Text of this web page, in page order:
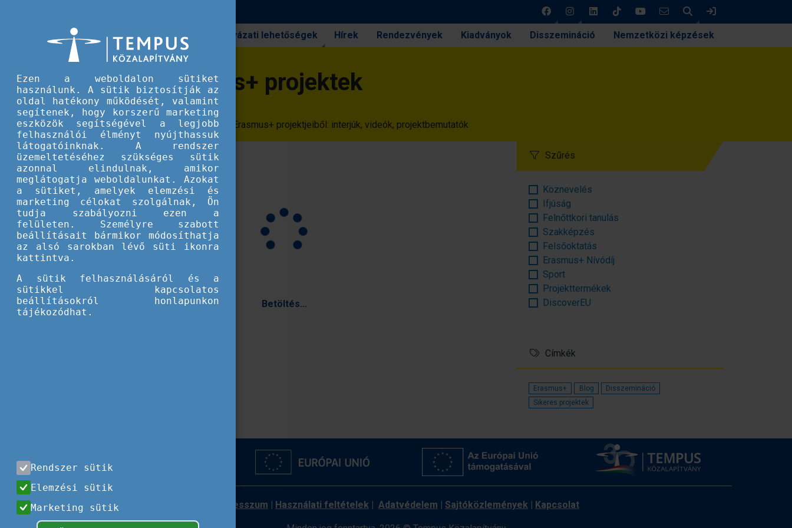
Keresés
Pályázati lehetőségek Hírek Rendezvények Kiadványok Disszemináció Nemzetközi képzések
Sikeres Erasmus+ projektek
Sikeres Erasmus+ projektek
Gyűjtemény az elmúlt évek kiemelkedő Erasmus+ projektjeiből: interjúk, videók, projektbemutatók
Betöltés...
Szűrés
Köznevelés
Ifjúság
Felnőttkori tanulás
Szakképzés
Felsőoktatás
Erasmus+ Nívódíj
Sport
Projekttermékek
DiscoverEU
Címkék
Erasmus+ Blog
Disszemináció
Sikeres projektek
Impresszum | Használati feltételek | Adatvédelem | Sajtóközlemények | Kapcsolat
Ezen a weboldalon sütiket
használunk. A sütik biztosítják az
oldal hatékony működését, valamint
segítenek, hogy korszerű marketing
eszközök segítségével a legjobb
felhasználói élményt nyújthassuk
látogatóinknak. A rendszer
üzemeltetéséhez szükséges sütik
azonnal elindulnak, amikor
meglátogatja weboldalunkat. Azokat
a sütiket, amelyek elemzési és
marketing célokat szolgálnak, Ön
tudja szabályozni ezen a
felületen. Személyre szabott
beállításait bármikor módosíthatja
az alsó sarokban lévő süti ikonra
kattintva.
A sütik felhasználásáról és a
sütikkel kapcsolatos
beállításokról honlapunkon
tájékozódhat.
Rendszer sütik
Elemzési sütik
Marketing sütik